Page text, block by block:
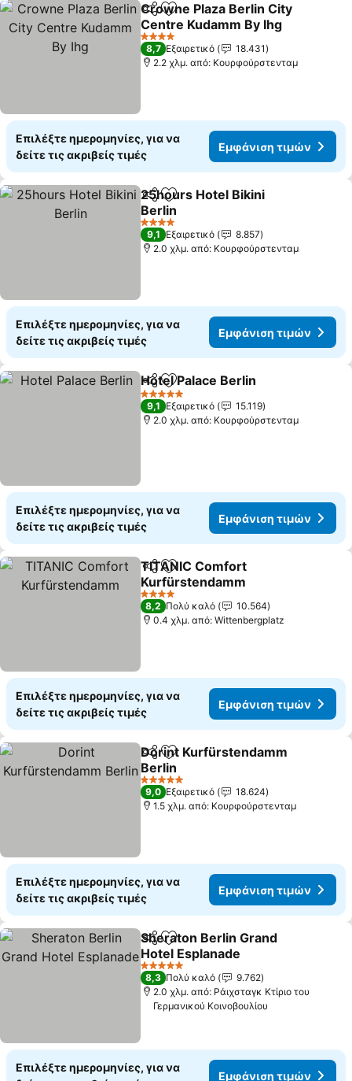
Κοινοποίηση
Προσθήκη στα αγαπημένα
Crowne Plaza Berlin City
Centre Kudamm By Ihg
Εμφάνιση τιμών
4 Αστέρια
8,7 Εξαιρετικό
18.431
2.2 χλμ. από: Κουρφούρστενταμ
Επιλέξτε ημερομηνίες, για να
δείτε τις ακριβείς τιμές
Εμφάνιση τιμών
Κοινοποίηση
Προσθήκη στα αγαπημένα
25hours Hotel Bikini
Berlin
Εμφάνιση τιμών
4 Αστέρια
9,1 Εξαιρετικό
8.857
2.0 χλμ. από: Κουρφούρστενταμ
Επιλέξτε ημερομηνίες, για να
δείτε τις ακριβείς τιμές
Εμφάνιση τιμών
Κοινοποίηση
Προσθήκη στα αγαπημένα
Hotel Palace Berlin
5 Αστέρια
9,1 Εξαιρετικό
15.119
2.0 χλμ. από: Κουρφούρστενταμ
Επιλέξτε ημερομηνίες, για να
δείτε τις ακριβείς τιμές
Εμφάνιση τιμών
Κοινοποίηση
Προσθήκη στα αγαπημένα
TITANIC Comfort
Kurfürstendamm
Εμφάνιση τιμών
4 Αστέρια
8,2 Πολύ καλό
10.564
0.4 χλμ. από: Wittenbergplatz
Επιλέξτε ημερομηνίες, για να
δείτε τις ακριβείς τιμές
Εμφάνιση τιμών
Κοινοποίηση
Προσθήκη στα αγαπημένα
Dorint Kurfürstendamm
Berlin
Εμφάνιση τιμών
5 Αστέρια
9,0 Εξαιρετικό
18.624
1.5 χλμ. από: Κουρφούρστενταμ
Επιλέξτε ημερομηνίες, για να
δείτε τις ακριβείς τιμές
Εμφάνιση τιμών
Κοινοποίηση
Προσθήκη στα αγαπημένα
Sheraton Berlin Grand
Hotel Esplanade
Εμφάνιση τιμών
5 Αστέρια
8,3 Πολύ καλό
9.762
2.0 χλμ. από: Ράιχσταγκ Κτίριο του
Γερμανικού Κοινοβουλίου
Επιλέξτε ημερομηνίες, για να
Εμφάνιση τιμών